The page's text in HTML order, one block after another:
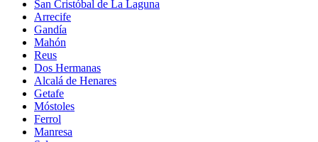
San Cristóbal de La Laguna
Arrecife
Gandía
Mahón
Reus
Dos Hermanas
Alcalá de Henares
Getafe
Móstoles
Ferrol
Manresa